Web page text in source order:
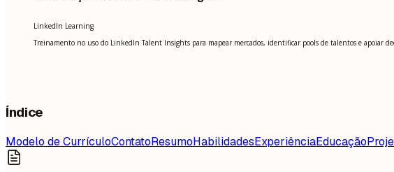
LinkedIn Learning
Treinamento no uso do LinkedIn Talent Insights para mapear mercados, identificar pools de talentos e apoiar
Índice
Modelo de CurrículoContatoResumoHabilidadesExperiênciaEducação